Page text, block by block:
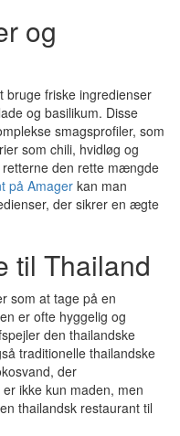
og
bruge friske ingredienser
og basilikum. Disse
smagsprofiler, som
som chili, hvidløg og
den rette mængde
på Amagerkan man
der sikrer en ægte
til Thailand
som at tage på en
er ofte hyggelig og
den thailandske
traditionelle thailandske
der
ikke kun maden, men
thailandsk restaurant til